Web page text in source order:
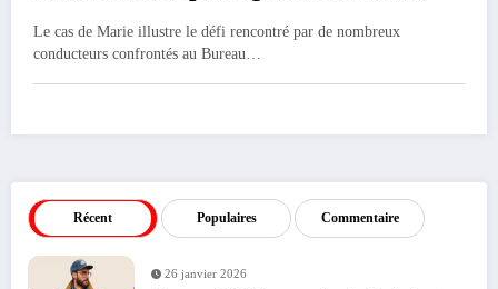
national des resilies
Le cas de Marie illustre le défi rencontré par de nombreux
conducteurs confrontés au Bureau…
Récent Populaires Commentaire
26 janvier 2026